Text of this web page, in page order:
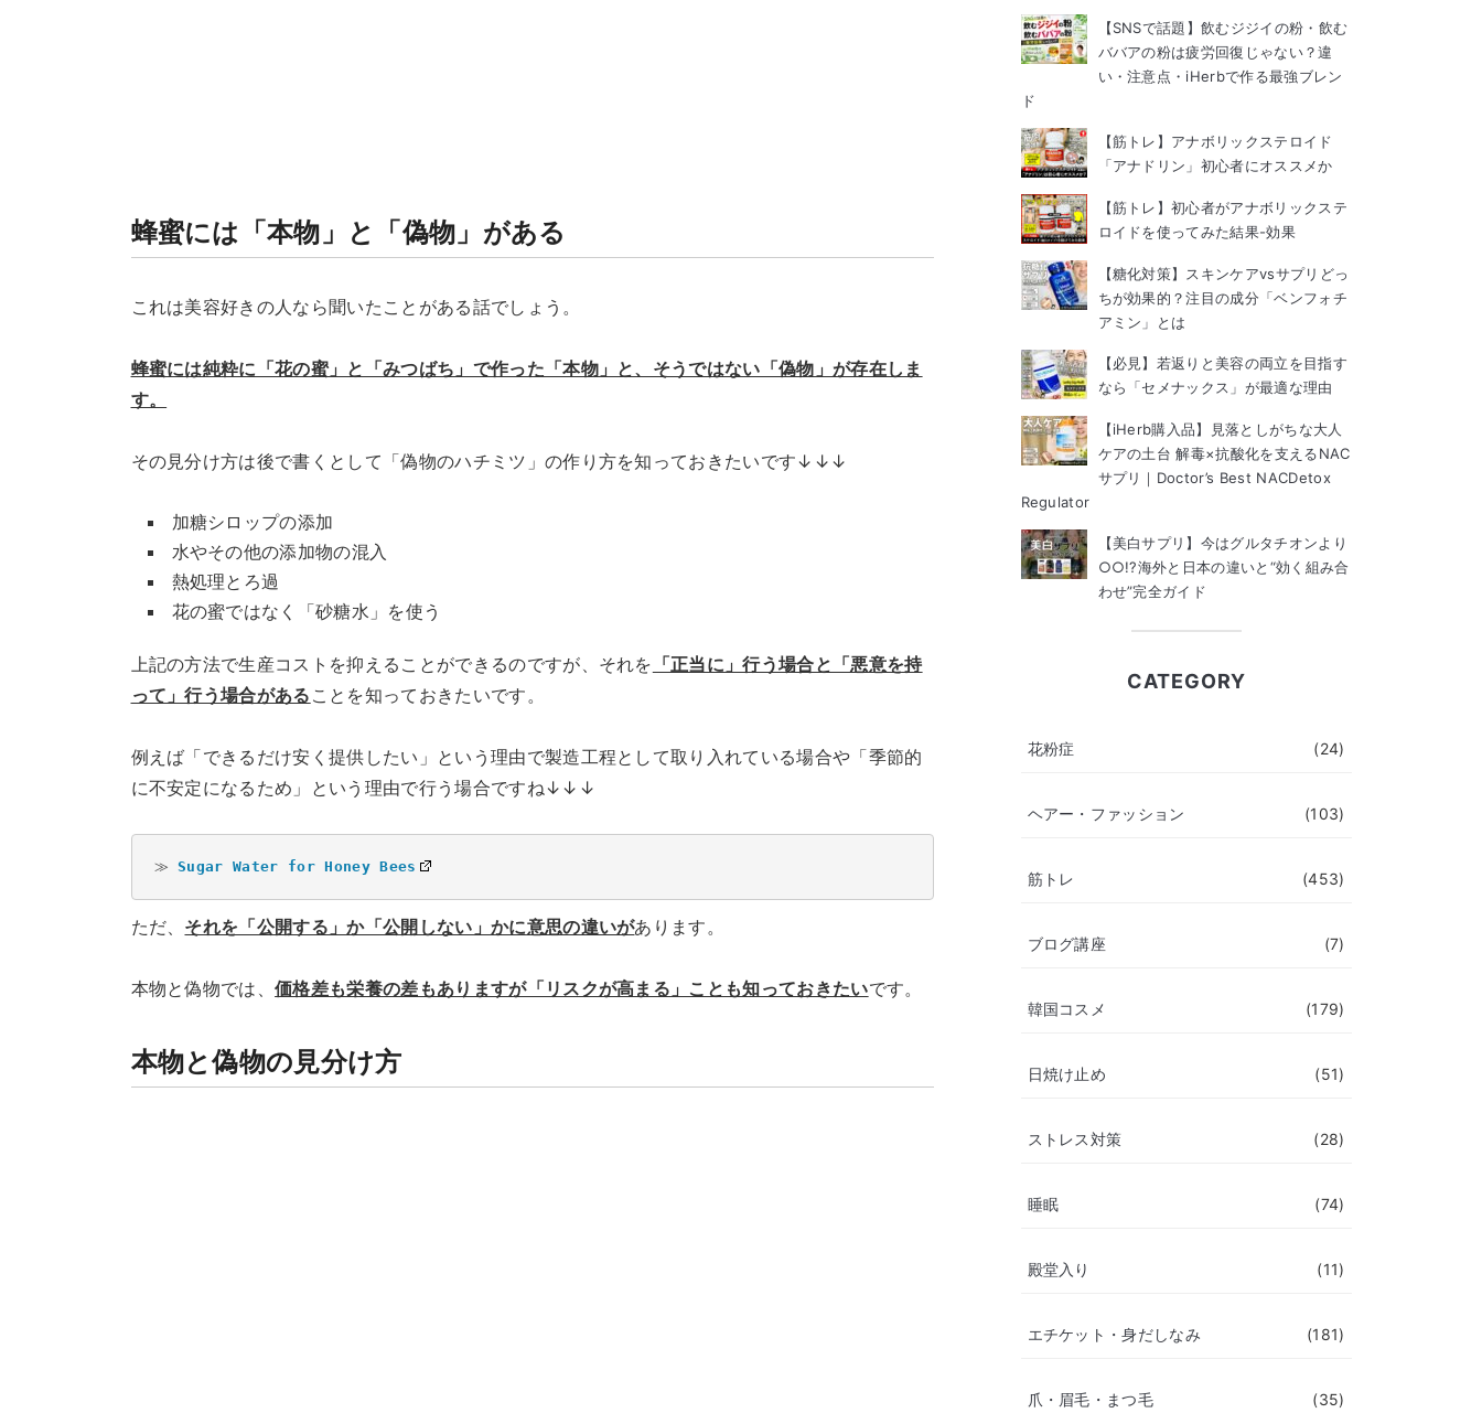
蜂蜜には「本物」と「偽物」がある
これは美容好きの人なら聞いたことがある話でしょう。
蜂蜜には純粋に「花の蜜」と「みつばち」で作った「本物」と、そうではない「偽物」が存在しま
す。
その見分け方は後で書くとして「偽物のハチミツ」の作り方を知っておきたいです↓↓↓
加糖シロップの添加
水やその他の添加物の混入
熱処理とろ過
花の蜜ではなく「砂糖水」を使う
上記の方法で生産コストを抑えることができるのですが、それを 「正当に」行う場合と「悪意を持
って」行う場合がある ことを知っておきたいです。
例えば「できるだけ安く提供したい」という理由で製造工程として取り入れている場合や「季節的
に不安定になるため」という理由で行う場合ですね↓↓↓
≫ Sugar Water for Honey Bees
ただ、 それを「公開する」か「公開しない」かに意思の違いがあります。
本物と偽物では、価格差も栄養の差もありますが「リスクが高まる」ことも知っておきたいです。
本物と偽物の見分け方
【SNSで話題】飲むジジイの粉・飲む
ババアの粉は疲労回復じゃない？違
い・注意点・iHerbで作る最強ブレン
ド
【筋トレ】アナボリックステロイド
「アナドリン」初心者にオススメか
【筋トレ】初心者がアナボリックステ
ロイドを使ってみた結果-効果
【糖化対策】スキンケアvsサプリどっ
ちが効果的？注目の成分「ベンフォチ
アミン」とは
【必見】若返りと美容の両立を目指す
なら「セメナックス」が最適な理由
【iHerb購入品】見落としがちな大人
ケアの土台 解毒×抗酸化を支えるNAC
サプリ｜Doctor’s Best NACDetox
Regulator
【美白サプリ】今はグルタチオンより
○○!?海外と日本の違いと“効く組み合
わせ”完全ガイド
CATEGORY
花粉症 (24)
ヘアー・ファッション (103)
筋トレ (453)
ブログ講座 (7)
韓国コスメ (179)
日焼け止め (51)
ストレス対策 (28)
睡眠 (74)
殿堂入り (11)
エチケット・身だしなみ (181)
爪・眉毛・まつ毛 (35)